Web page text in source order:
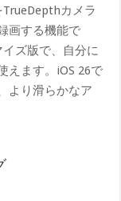
カメラ
画する機能で
ズ版で、自分に
えます。iOS 26で
より滑らかなア